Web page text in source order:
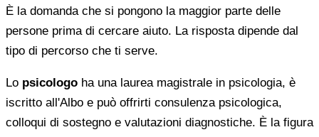
È la domanda che si pongono la maggior parte delle
persone prima di cercare aiuto. La risposta dipende dal
tipo di percorso che ti serve.
Lo psicologo ha una laurea magistrale in psicologia, è
iscritto all'Albo e può offrirti consulenza psicologica,
colloqui di sostegno e valutazioni diagnostiche. È la figura